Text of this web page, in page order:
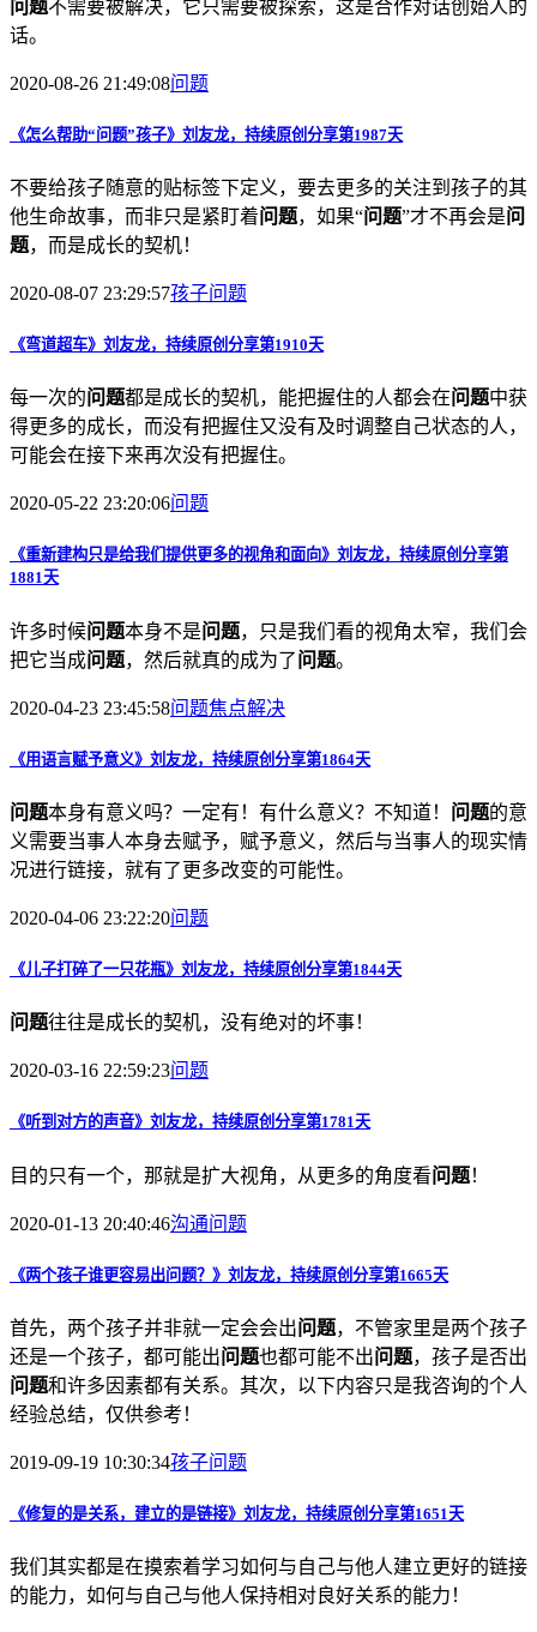
问题不需要被解决，它只需要被探索，这是合作对话创始人的
话。
2020-08-26 21:49:08问题
《怎么帮助“问题”孩子》刘友龙，持续原创分享第1987天
不要给孩子随意的贴标签下定义，要去更多的关注到孩子的其
他生命故事，而非只是紧盯着问题，如果“问题”才不再会是问
题，而是成长的契机！
2020-08-07 23:29:57孩子问题
《弯道超车》刘友龙，持续原创分享第1910天
每一次的问题都是成长的契机，能把握住的人都会在问题中获
得更多的成长，而没有把握住又没有及时调整自己状态的人，
可能会在接下来再次没有把握住。
2020-05-22 23:20:06问题
《重新建构只是给我们提供更多的视角和面向》刘友龙，持续原创分享第
1881天
许多时候问题本身不是问题，只是我们看的视角太窄，我们会
把它当成问题，然后就真的成为了问题。
2020-04-23 23:45:58问题焦点解决
《用语言赋予意义》刘友龙，持续原创分享第1864天
问题本身有意义吗？一定有！有什么意义？不知道！ 问题的意
义需要当事人本身去赋予，赋予意义，然后与当事人的现实情
况进行链接，就有了更多改变的可能性。
2020-04-06 23:22:20问题
《儿子打碎了一只花瓶》刘友龙，持续原创分享第1844天
问题往往是成长的契机，没有绝对的坏事！
2020-03-16 22:59:23问题
《听到对方的声音》刘友龙，持续原创分享第1781天
目的只有一个，那就是扩大视角，从更多的角度看问题！
2020-01-13 20:40:46沟通问题
《两个孩子谁更容易出问题？》刘友龙，持续原创分享第1665天
首先，两个孩子并非就一定会会出问题，不管家里是两个孩子
还是一个孩子，都可能出问题也都可能不出问题，孩子是否出
问题和许多因素都有关系。其次，以下内容只是我咨询的个人
经验总结，仅供参考！
2019-09-19 10:30:34孩子问题
《修复的是关系，建立的是链接》刘友龙，持续原创分享第1651天
我们其实都是在摸索着学习如何与自己与他人建立更好的链接
的能力，如何与自己与他人保持相对良好关系的能力！